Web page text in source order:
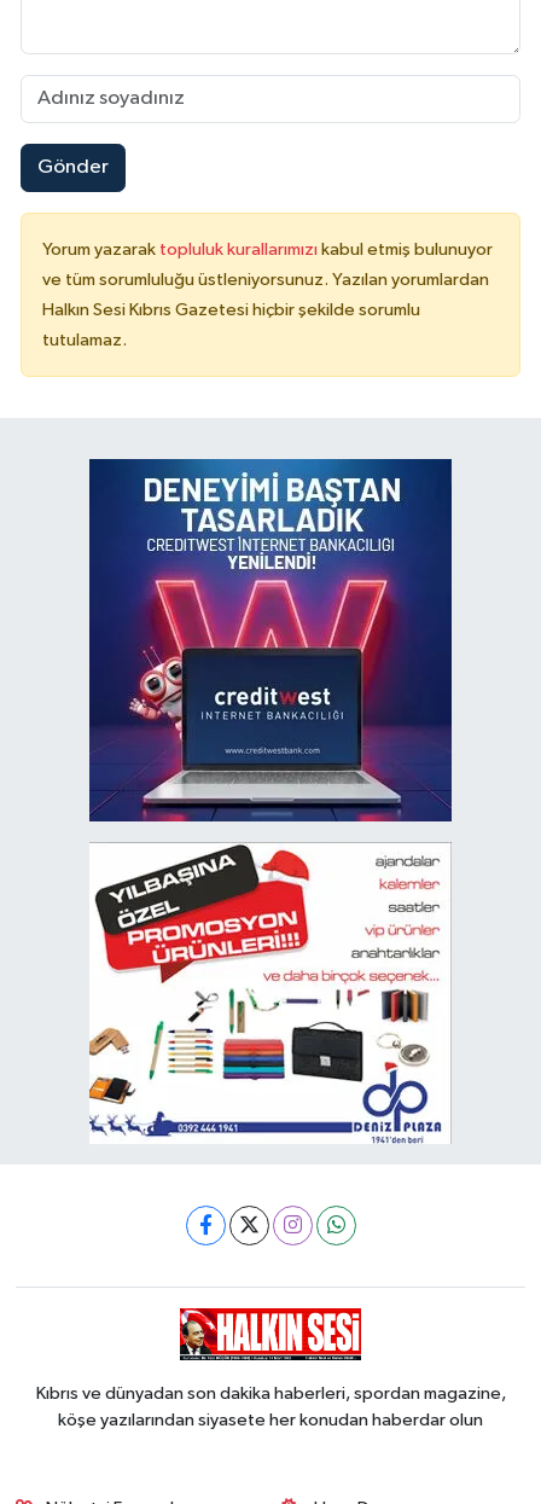
Gönder
Yorum yazarak topluluk kurallarımızı kabul etmiş bulunuyor
ve tüm sorumluluğu üstleniyorsunuz. Yazılan yorumlardan
Halkın Sesi Kıbrıs Gazetesi hiçbir şekilde sorumlu
tutulamaz.
Kıbrıs ve dünyadan son dakika haberleri, spordan magazine,
köşe yazılarından siyasete her konudan haberdar olun